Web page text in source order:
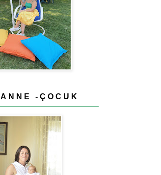
ANNE -ÇOCUK